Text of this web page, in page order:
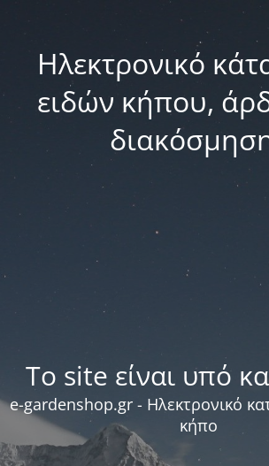
Ηλεκτρονικό
ειδών κήπου,
Το site είναι υπό
e-gardenshop.gr - Ηλεκτρονικό
κήπο